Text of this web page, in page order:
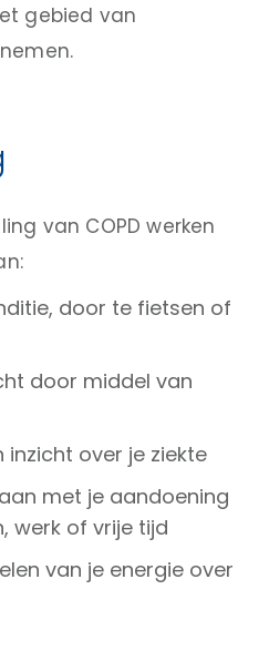
gebied van
van COPD werken
door te fietsen of
door middel van
inzicht over je ziekte
met je aandoening
werk of vrije tijd
van je energie over